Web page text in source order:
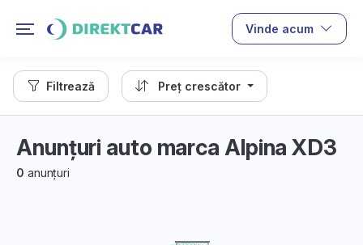
Vinde acum
Filtrează Preț crescător
Anunțuri auto marca Alpina XD3
0 anunțuri